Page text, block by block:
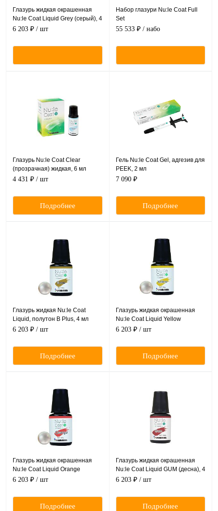
Глазурь жидкая окрашенная
Nu:le Coat Liquid Grey (серый), 4
мл
6 203 ₽ / шт
Набор глазури Nu:le Coat Full
Set
55 533 ₽ / набо
Глазурь Nu:le Coat Clear
(прозрачная) жидкая, 6 мл
4 431 ₽ / шт
Подробнее
Гель Nu:le Coat Gel, адгезив для
PEEK, 2 мл
7 090 ₽
Подробнее
Глазурь жидкая Nu:le Coat
Liquid, полутон B Plus, 4 мл
6 203 ₽ / шт
Подробнее
Глазурь жидкая окрашенная
Nu:le Coat Liquid Yellow
(желтый), 4 мл
6 203 ₽ / шт
Подробнее
Глазурь жидкая окрашенная
Nu:le Coat Liquid Orange
(оранжевый), 4 мл
6 203 ₽ / шт
Подробнее
Глазурь жидкая окрашенная
Nu:le Coat Liquid GUM (десна), 4
мл
6 203 ₽ / шт
Подробнее